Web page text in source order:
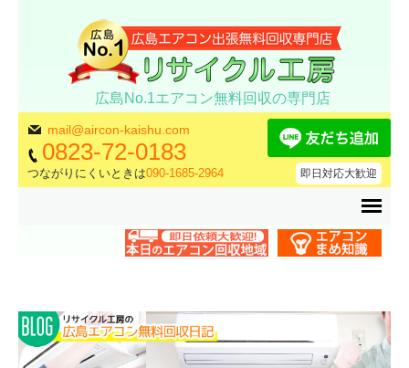
広島No.1エアコン無料回収の専門店
mail@aircon-kaishu.com
0823-72-0183
つながりにくいときは090-1685-2964 即日対応大歓迎